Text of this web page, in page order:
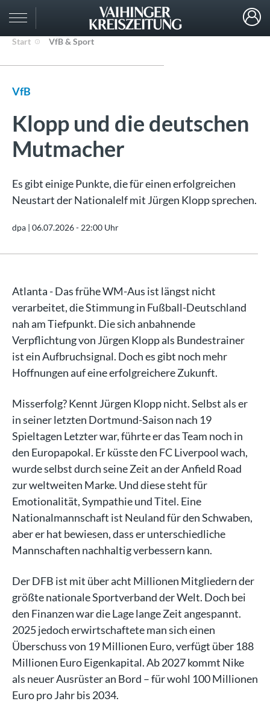
Start VfB & Sport
VfB
Klopp und die deutschen
Mutmacher
Es gibt einige Punkte, die für einen erfolgreichen
Neustart der Nationalelf mit Jürgen Klopp sprechen.
dpa | 06.07.2026 - 22:00 Uhr
Atlanta - Das frühe WM-Aus ist längst nicht
verarbeitet, die Stimmung in Fußball-Deutschland
nah am Tiefpunkt. Die sich anbahnende
Verpflichtung von Jürgen Klopp als Bundestrainer
ist ein Aufbruchsignal. Doch es gibt noch mehr
Hoffnungen auf eine erfolgreichere Zukunft.
Misserfolg? Kennt Jürgen Klopp nicht. Selbst als er
in seiner letzten Dortmund-Saison nach 19
Spieltagen Letzter war, führte er das Team noch in
den Europapokal. Er küsste den FC Liverpool wach,
wurde selbst durch seine Zeit an der Anfield Road
zur weltweiten Marke. Und diese steht für
Emotionalität, Sympathie und Titel. Eine
Nationalmannschaft ist Neuland für den Schwaben,
aber er hat bewiesen, dass er unterschiedliche
Mannschaften nachhaltig verbessern kann.
Der DFB ist mit über acht Millionen Mitgliedern der
größte nationale Sportverband der Welt. Doch bei
den Finanzen war die Lage lange Zeit angespannt.
2025 jedoch erwirtschaftete man sich einen
Überschuss von 19 Millionen Euro, verfügt über 188
Millionen Euro Eigenkapital. Ab 2027 kommt Nike
als neuer Ausrüster an Bord – für wohl 100 Millionen
Euro pro Jahr bis 2034.